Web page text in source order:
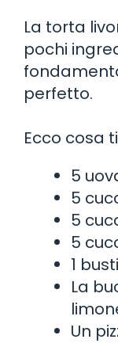
La torta
pochi
perfetto.
Ecco cosa
5
5
5
5
1
La
Un